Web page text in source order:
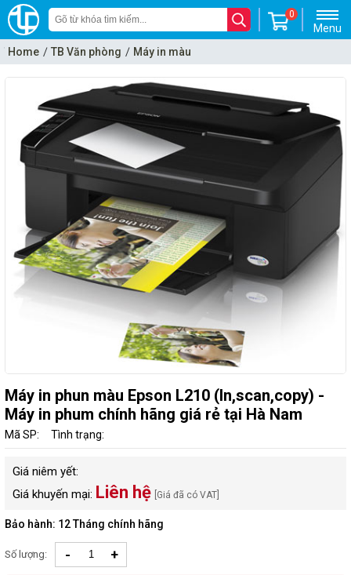
Menu
0
Home TB Văn phòng Máy in màu
Máy in phun màu Epson L210 (In,scan,copy) -
Máy in phum chính hãng giá rẻ tại Hà Nam
Mã SP: Tình trạng:
Giá niêm yết:
Giá khuyến mại: Liên hệ [Giá đã có VAT]
Bảo hành: 12 Tháng chính hãng
Số lượng: - +